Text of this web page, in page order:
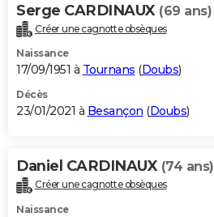
Serge CARDINAUX (69 ans)
Créer une cagnotte obsèques
Naissance
17/09/1951 à Tournans (Doubs)
Décès
23/01/2021 à Besançon (Doubs)
Daniel CARDINAUX (74 ans)
Créer une cagnotte obsèques
Naissance